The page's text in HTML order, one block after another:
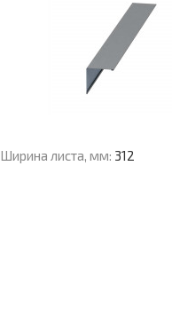
Ширина листа, мм: 312